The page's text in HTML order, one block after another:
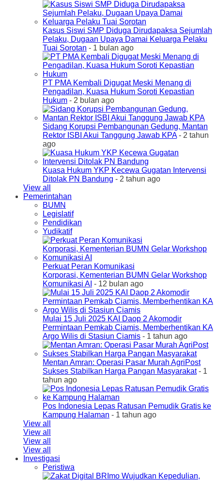
Kasus Siswi SMP Diduga Dirudapaksa Sejumlah
Pelaku, Dugaan Upaya Damai Keluarga Pelaku
Tuai Sorotan - 1 bulan ago
PT PMA Kembali Digugat Meski Menang di
Pengadilan, Kuasa Hukum Soroti Kepastian
Hukum - 2 bulan ago
Sidang Korupsi Pembangunan Gedung, Mantan
Rektor ISBI Akui Tanggung Jawab KPA- 2 tahun
ago
Kuasa Hukum YKP Kecewa Gugatan Intervensi
Ditolak PN Bandung - 2 tahun ago
View all
Pemerintahan
BUMN
Legislatif
Pendidikan
Yudikatif
Perkuat Peran Komunikasi
Korporasi, Kementerian BUMN Gelar Workshop
Komunikasi AI - 12 bulan ago
Mulai 15 Juli 2025 KAI Daop 2 Akomodir
Permintaan Pemkab Ciamis, Memberhentikan KA
Argo Wilis di Stasiun Ciamis - 1 tahun ago
Mentan Amran: Operasi Pasar Murah AgriPost
Sukses Stabilkan Harga Pangan Masyarakat- 1
tahun ago
Pos Indonesia Lepas Ratusan Pemudik Gratis ke
Kampung Halaman - 1 tahun ago
View all
View all
View all
View all
Investigasi
Peristiwa